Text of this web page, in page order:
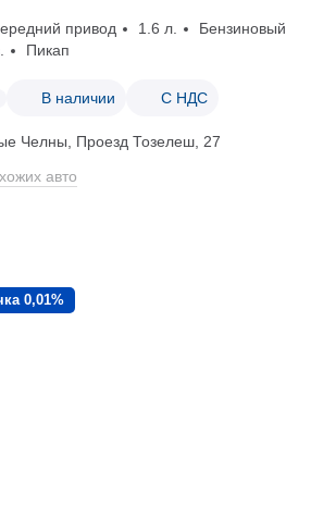
привод 1.6 л.
Бензиновый
Пикап
В наличии С НДС
Челны, Проезд ​Тозелеш, 27
авто
0,01%